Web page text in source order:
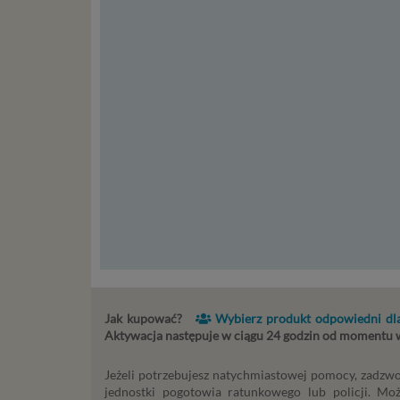
Jak kupować? Wybierz produkt odpowiedni
Aktywacja następuje w ciągu 24 godzin od momentu
Jeżeli potrzebujesz natychmiastowej pomocy,
jednostki pogotowia ratunkowego lub policji.